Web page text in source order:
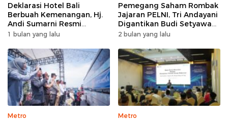
Deklarasi Hotel Bali
Berbuah Kemenangan, Hj.
Andi Sumarni Resmi
Nahkodai DPW FK PKBM
1 bulan yang lalu
Pemegang Saham Rombak
Jajaran PELNI, Tri Andayani
Digantikan Budi Setyawan
Wijaya sebagai Dirut
2 bulan yang lalu
Metro Metro